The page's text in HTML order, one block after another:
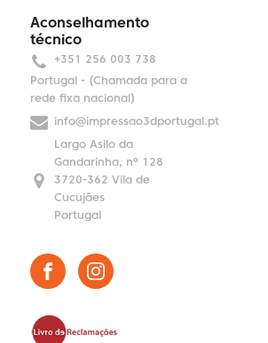
Aconselhamento
técnico
+351 256 003 738
Portugal - (Chamada para a
rede fixa nacional)
info@impressao3dportugal.pt
Largo Asilo da
Gandarinha, nº 128
3720-362 Vila de
Cucujães
Portugal